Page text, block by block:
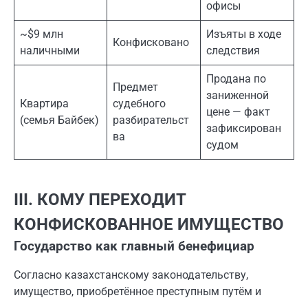
офисы
~$9 млн
наличными
Конфисковано
Изъяты в ходе
следствия
Квартира
(семья Байбек)
Предмет
судебного
разбирательст
ва
Продана по
заниженной
цене — факт
зафиксирован
судом
III. КОМУ ПЕРЕХОДИТ
КОНФИСКОВАННОЕ ИМУЩЕСТВО
Государство как главный бенефициар
Согласно казахстанскому законодательству,
имущество, приобретённое преступным путём и